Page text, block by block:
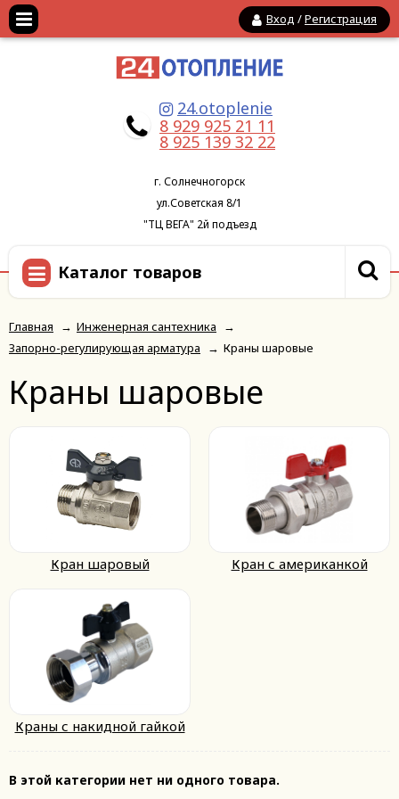
Вход /Регистрация
24.otoplenie
8 929 925 21 11
8 925 139 32 22
г. Солнечногорск
ул.Советская 8/1
"ТЦ ВЕГА" 2й подъезд
Каталог товаров
Главная → Инженерная сантехника
→
Запорно-регулирующая арматура
→ Краны шаровые
Краны шаровые
Кран шаровый Кран с американкой
Краны с накидной гайкой
В этой категории нет ни одного товара.